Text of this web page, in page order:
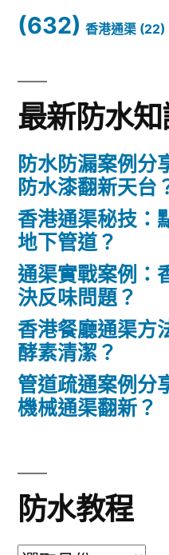
(632) 香港通渠 (22)
最新防水
防水防漏案例分
防水漆翻新天台
香港通渠秘技：
地下管道？
通渠實戰案例：
決反味問題？
香港餐廳通渠方
酵素清潔？
管道疏通案例分
機械通渠翻新？
防水教程